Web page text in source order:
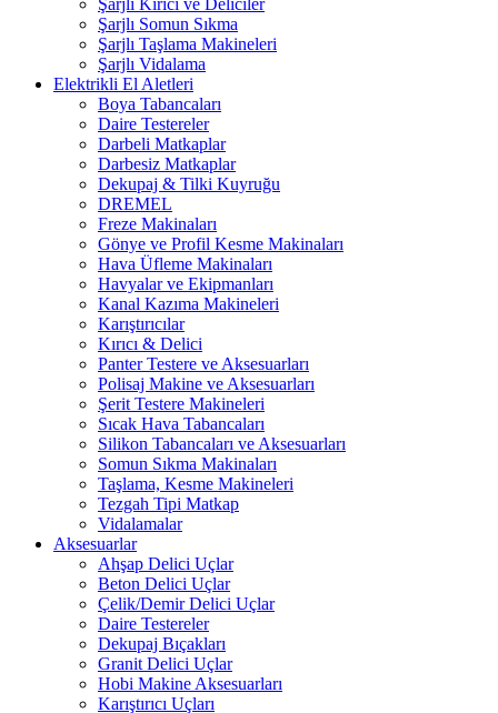
Şarjlı Kırıcı ve Deliciler
Şarjlı Somun Sıkma
Şarjlı Taşlama Makineleri
Şarjlı Vidalama
Elektrikli El Aletleri
Boya Tabancaları
Daire Testereler
Darbeli Matkaplar
Darbesiz Matkaplar
Dekupaj & Tilki Kuyruğu
DREMEL
Freze Makinaları
Gönye ve Profil Kesme Makinaları
Hava Üfleme Makinaları
Havyalar ve Ekipmanları
Kanal Kazıma Makineleri
Karıştırıcılar
Kırıcı & Delici
Panter Testere ve Aksesuarları
Polisaj Makine ve Aksesuarları
Şerit Testere Makineleri
Sıcak Hava Tabancaları
Silikon Tabancaları ve Aksesuarları
Somun Sıkma Makinaları
Taşlama, Kesme Makineleri
Tezgah Tipi Matkap
Vidalamalar
Aksesuarlar
Ahşap Delici Uçlar
Beton Delici Uçlar
Çelik/Demir Delici Uçlar
Daire Testereler
Dekupaj Bıçakları
Granit Delici Uçlar
Hobi Makine Aksesuarları
Karıştırıcı Uçları